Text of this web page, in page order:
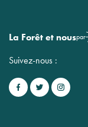
La Forêt et nouspar
Suivez-nous :